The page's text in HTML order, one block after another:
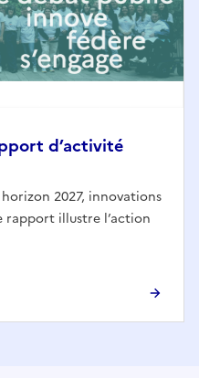
d’activité
2027, innovations
rapport illustre l’action